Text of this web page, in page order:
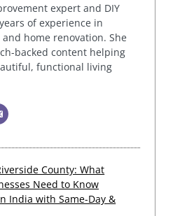
expert and DIY
of experience in
home renovation. She
backed content helping
functional living
County: What
Need to Know
India with Same-Day &